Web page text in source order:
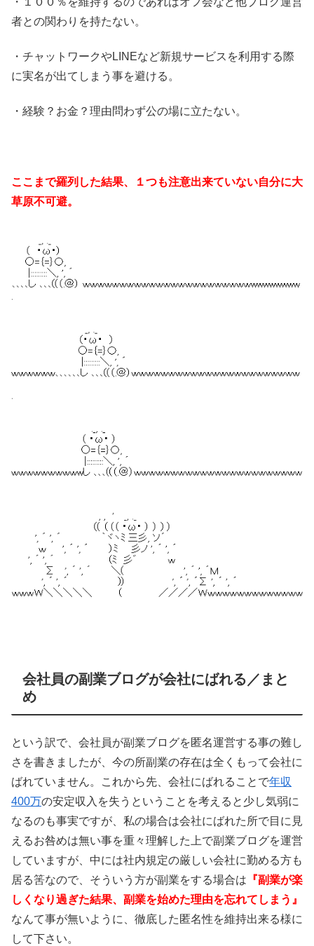
者との関わりを持たない。
・チャットワークやLINEなど新規サービスを利用する際
に実名が出てしまう事を避ける。
・経験？お金？理由問わず公の場に立たない。
ここまで羅列した結果、１つも注意出来ていない自分に大
草原不可避。
会社員の副業ブログが会社にばれる／まと
め
という訳で、会社員が副業ブログを匿名運営する事の難し
さを書きましたが、今の所副業の存在は全くもって会社に
ばれていません。これから先、会社にばれることで年収
400万の安定収入を失うということを考えると少し気弱に
なるのも事実ですが、私の場合は会社にばれた所で目に見
えるお咎めは無い事を重々理解した上で副業ブログを運営
していますが、中には社内規定の厳しい会社に勤める方も
居る筈なので、そういう方が副業をする場合は 『副業が楽
しくなり過ぎた結果、副業を始めた理由を忘れてしまう』
なんて事が無いように、徹底した匿名性を維持出来る様に
して下さい。